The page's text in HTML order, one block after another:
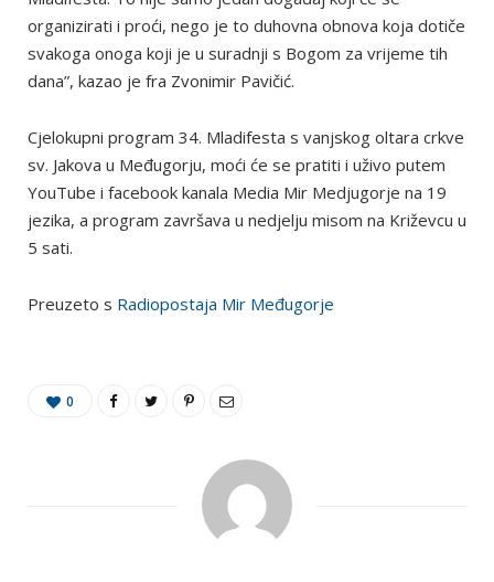
organizirati i proći, nego je to duhovna obnova koja dotiče
svakoga onoga koji je u suradnji s Bogom za vrijeme tih
dana”, kazao je fra Zvonimir Pavičić.
Cjelokupni program 34. Mladifesta s vanjskog oltara crkve
sv. Jakova u Međugorju, moći će se pratiti i uživo putem
YouTube i facebook kanala Media Mir Medjugorje na 19
jezika, a program završava u nedjelju misom na Križevcu u
5 sati.
Preuzeto s Radiopostaja Mir Međugorje
0